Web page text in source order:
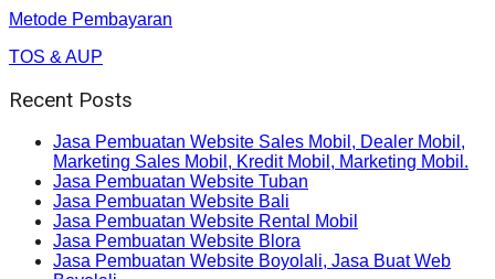
Metode Pembayaran
TOS & AUP
Recent Posts
Jasa Pembuatan Website Sales Mobil, Dealer Mobil,
Marketing Sales Mobil, Kredit Mobil, Marketing Mobil.
Jasa Pembuatan Website Tuban
Jasa Pembuatan Website Bali
Jasa Pembuatan Website Rental Mobil
Jasa Pembuatan Website Blora
Jasa Pembuatan Website Boyolali, Jasa Buat Web